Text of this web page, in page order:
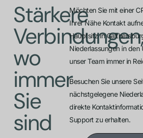
Stärkere
Verbindungen,
wo
immer
Sie
sind
Möchten Sie mit einer
Ihrer Nähe Kontakt
Hauptsitz in
Niederlassungen in den
unser Team immer in
Besuchen Sie unsere
nächstgelegene
direkte
Support zu erhalten.